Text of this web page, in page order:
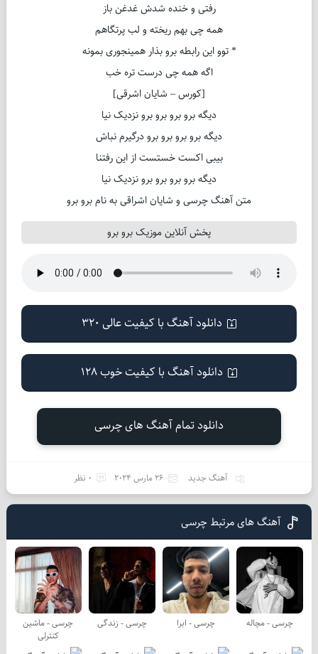
رفتی و خنده شدش غدغن باز
همه چی بهم ریخته و لب پرتگاهم
* توو این رابطه برو بذار همینجوری بمونه
اگه همه چی درست تره خب
[کورس – شایان اشرقی]
دیگه برو برو برو برو نزدیک نیا
دیگه برو برو برو برو درگیرم نباش
بیبی اکست خستست از این رفتنا
دیگه برو برو برو برو نزدیک نیا
متن آهنگ چرسی و شایان اشراقی به نام برو برو
پخش آنلاین موزیک برو برو
دانلود آهنگ با کیفیت عالی 320
دانلود آهنگ با کیفیت خوب 128
دانلود تمام آهنگ های چرسی
آهنگ جدید 26 مارس 2024 0 نظر
آهنگ های مرتبط چرسی
چرسی - مچاله چرسی - ابرا چرسی - زندگی
چرسی - ماشین
کنترلی